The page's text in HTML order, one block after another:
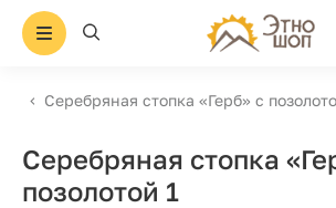
Серебряная стопка «Герб» с
Серебряная стопка
позолотой 1